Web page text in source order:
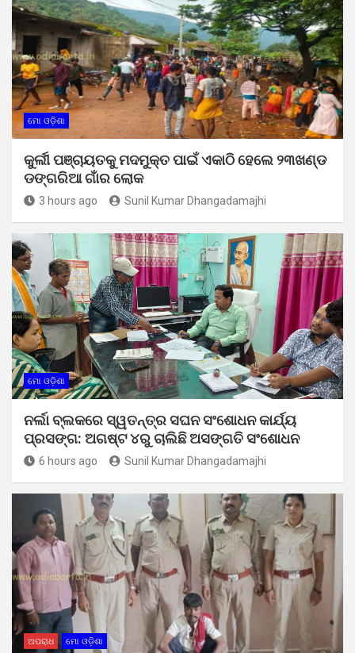
ମୋ ଓଡ଼ିଶା
କୁର୍ଲୀ ପଞ୍ଚାୟତକୁ ମଦମୁକ୍ତ ପାଇଁ ଏକାଠି ହେଲେ ୨୩ଖଣ୍ଡ
ଡଙ୍ଗରିଆ ଗାଁର ଲୋକ
3 hours ago Sunil Kumar Dhangadamajhi
ମୋ ଓଡ଼ିଶା
ନର୍ଲା ବ୍ଲକରେ ସ୍ୱତନ୍ତ୍ର ସଘନ ସଂଶୋଧନ କାର୍ଯ୍ୟ
ପ୍ରସଙ୍ଗ: ଅଗଷ୍ଟ ୪ରୁ ଚାଲିଛି ଅସଙ୍ଗତି ସଂଶୋଧନ
6 hours ago Sunil Kumar Dhangadamajhi
ଅପରାଧ ମୋ ଓଡ଼ିଶା